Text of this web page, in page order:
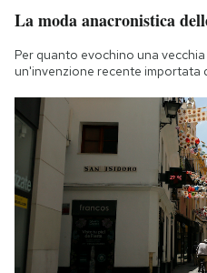
La moda anacronistica
Per quanto evochino una
un'invenzione recente importata